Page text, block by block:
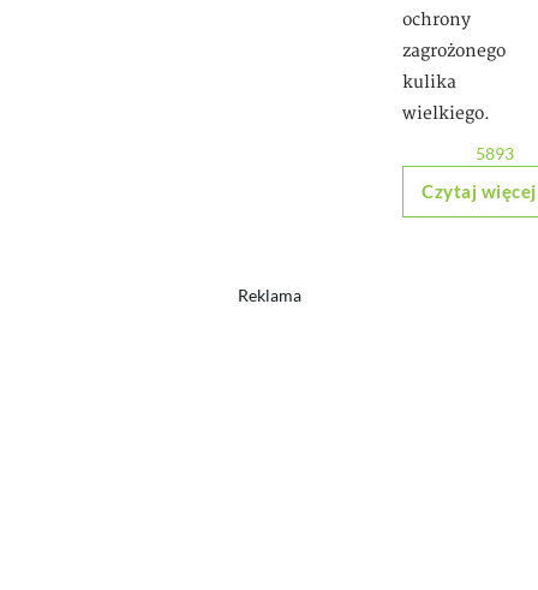
ochrony
zagrożonego
kulika
wielkiego.
5893
Czytaj więcej
Reklama